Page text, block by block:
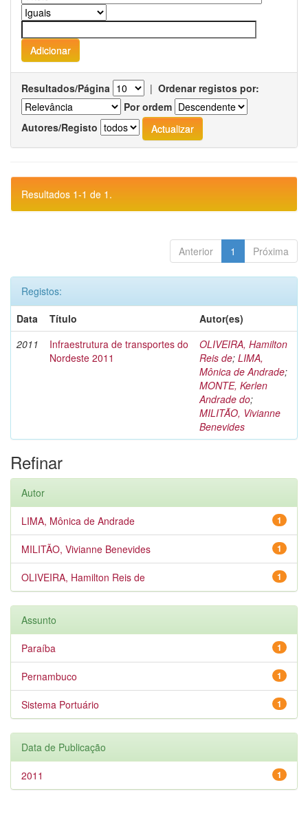
Resultados/Página | Ordenar registos por:
Por ordem
Autores/Registo
Resultados 1-1 de 1.
Anterior 1 Próxima
Registos:
Data
Título
Autor(es)
2011
Infraestrutura de transportes do
Nordeste 2011
OLIVEIRA, Hamilton
Reis de; LIMA,
Mônica de Andrade;
MONTE, Kerlen
Andrade do;
MILITÃO, Vivianne
Benevides
Refinar
Autor
1
LIMA, Mônica de Andrade
1
MILITÃO, Vivianne Benevides
1
OLIVEIRA, Hamilton Reis de
Assunto
1
Paraíba
1
Pernambuco
1
Sistema Portuário
Data de Publicação
1
2011